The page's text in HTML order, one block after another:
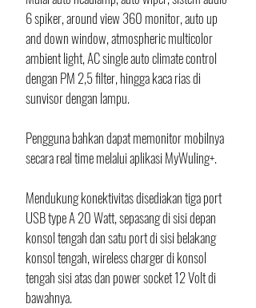
6 spiker, around view 360 monitor, auto up
and down window, atmospheric multicolor
ambient light, AC single auto climate control
dengan PM 2,5 filter, hingga kaca rias di
sunvisor dengan lampu.
Pengguna bahkan dapat memonitor mobilnya
secara real time melalui aplikasi MyWuling+.
Mendukung konektivitas disediakan tiga port
USB type A 20 Watt, sepasang di sisi depan
konsol tengah dan satu port di sisi belakang
konsol tengah, wireless charger di konsol
tengah sisi atas dan power socket 12 Volt di
bawahnya.